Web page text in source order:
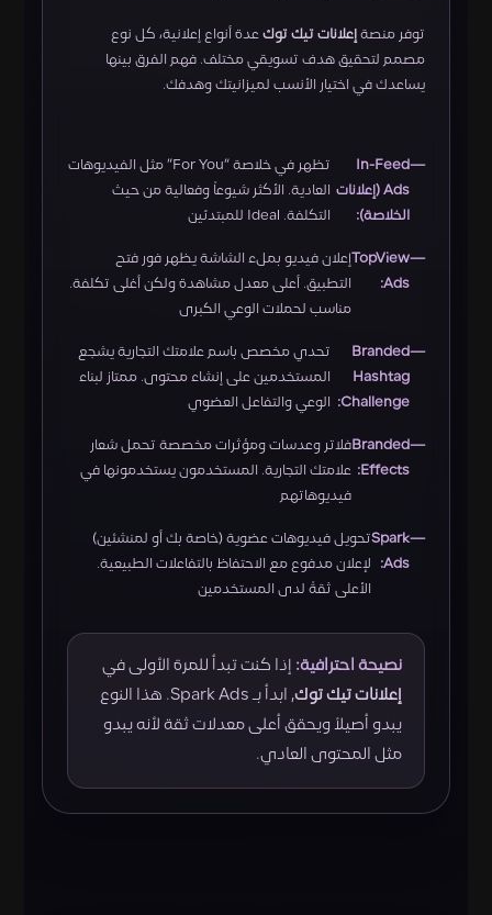
توفر منصة إعلانات تيك توك عدة أنواع إعلانية، كل نوع
مصمم لتحقيق هدف تسويقي مختلف. فهم الفرق بينها
يساعدك في اختيار الأنسب لميزانيتك وهدفك.
In-Feed
Ads (إعلانات
الخلاصة):
تظهر في خلاصة “For You” مثل الفيديوهات
العادية. الأكثر شيوعاً وفعالية من حيث
التكلفة. Ideal للمبتدئين
TopView
Ads:
إعلان فيديو بملء الشاشة يظهر فور فتح
التطبيق. أعلى معدل مشاهدة ولكن أغلى تكلفة.
مناسب لحملات الوعي الكبرى
Branded
Hashtag
Challenge:
تحدي مخصص باسم علامتك التجارية يشجع
المستخدمين على إنشاء محتوى. ممتاز لبناء
الوعي والتفاعل العضوي
Branded
Effects:
فلاتر وعدسات ومؤثرات مخصصة تحمل شعار
علامتك التجارية. المستخدمون يستخدمونها في
فيديوهاتهم
Spark
Ads:
تحويل فيديوهات عضوية (خاصة بك أو لمنشئين)
لإعلان مدفوع مع الاحتفاظ بالتفاعلات الطبيعية.
الأعلى ثقةً لدى المستخدمين
نصيحة احترافية: إذا كنت تبدأ للمرة الأولى في
إعلانات تيك توك
, ابدأ بـ Spark Ads. هذا النوع
يبدو أصيلاً ويحقق أعلى معدلات ثقة لأنه يبدو
مثل المحتوى العادي.